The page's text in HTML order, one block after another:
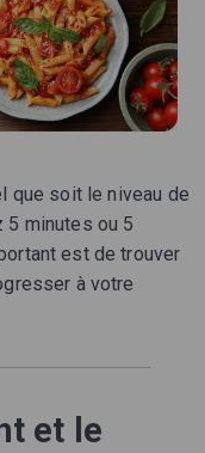
que soit le niveau de
5 minutes ou 5
est de trouver
à votre
et le